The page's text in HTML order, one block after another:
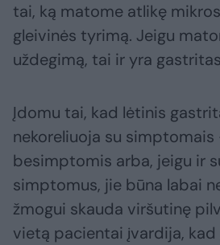
tai, ką matome atlikę
gleivinės tyrimą. Jeigu
uždegimą, tai ir yra
Įdomu tai, kad lėtinis
nekoreliuoja su simptomais
besimptomis arba, jeigu ir
simptomus, jie būna labai
žmogui skauda viršutinę
vietą pacientai įvardija, kad